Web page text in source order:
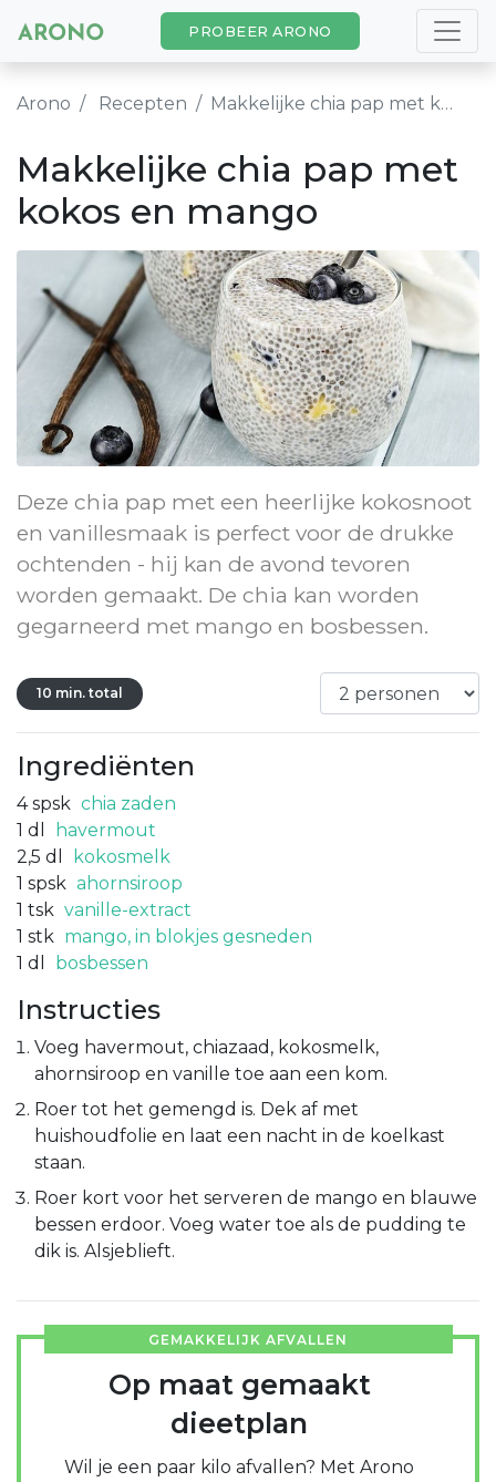
PROBEER ARONO
Arono Recepten Makkelijke chia pap met kokos en mango
Makkelijke chia pap met
kokos en mango
Deze chia pap met een heerlijke kokosnoot
en vanillesmaak is perfect voor de drukke
ochtenden - hij kan de avond tevoren
worden gemaakt. De chia kan worden
gegarneerd met mango en bosbessen.
10 min. total
Ingrediënten
4 spsk chia zaden
1 dl
havermout
2,5 dl
kokosmelk
1 spsk ahornsiroop
1 tsk vanille-extract
1 stk mango, in blokjes gesneden
1 dl bosbessen
Instructies
Voeg havermout, chiazaad, kokosmelk,
ahornsiroop en vanille toe aan een kom.
Roer tot het gemengd is. Dek af met
huishoudfolie en laat een nacht in de koelkast
staan.
Roer kort voor het serveren de mango en blauwe
bessen erdoor. Voeg water toe als de pudding te
dik is. Alsjeblieft.
GEMAKKELIJK AFVALLEN
Op maat gemaakt
dieetplan
Wil je een paar kilo afvallen? Met Arono